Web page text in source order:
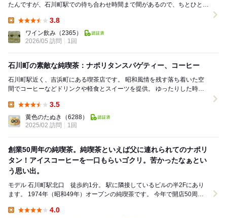
たんですが、石川町駅での待ち合わせ時間まで間があるので、ちとひと休
3.8
ワイン飲み （2365）
2026/05 訪問
1回
石川町の素敵な純喫茶：ナポリタンスパゲティー、コーヒー
石川町駅近く、吉浜町にある喫茶店です。 昭和風情を残す落ち着いた空
間でコーヒーなどドリンクや軽食とスイーツを提供。 ゆったりした時間
3.5
黄色のたぬき
（6288）
2025/02 訪問
1回
創業50周年の純喫茶。純喫茶といえば父に連れられてのナポリ
タン！アイスコーヒーを一口もらいゴクリ。苦かったなぁとい
う思い出。
モデル 石川町駅北口 徒歩約1分。 駅に隣接しているビルの半2Fにあり
ます。 1974年（昭和49年）オープンの純喫茶です。 今年で開店50周年
4.0